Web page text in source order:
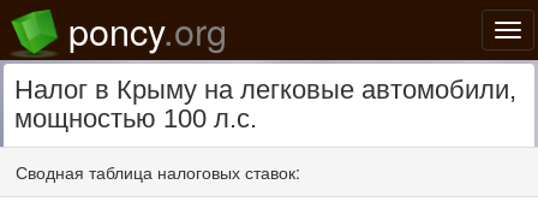
poncy.org
Налог в Крыму на легковые автомобили,
мощностью 100 л.с.
Сводная таблица налоговых ставок: